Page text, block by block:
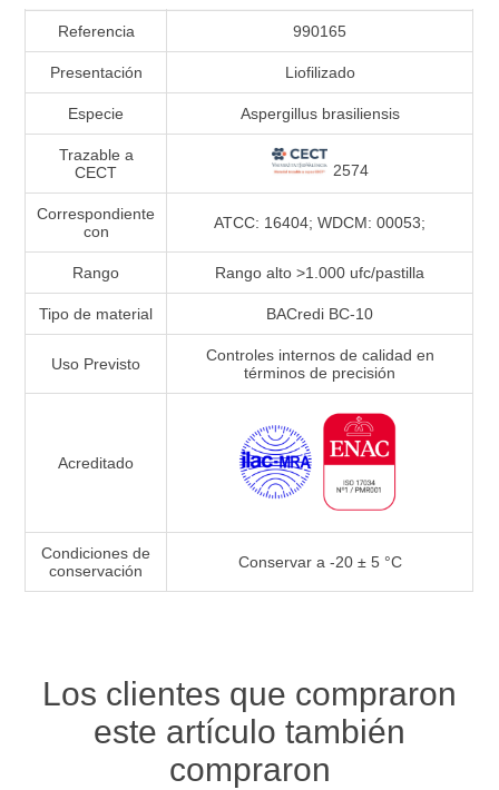
Referencia 990165
Presentación Liofilizado
Especie Aspergillus brasiliensis
Trazable a
CECT
2574
Correspondiente
con
ATCC: 16404; WDCM: 00053;
Rango Rango alto >1.000 ufc/pastilla
Tipo de material BACredi BC-10
Uso Previsto
Controles internos de calidad en
términos de precisión
Acreditado
Condiciones de
conservación
Conservar a -20 ± 5 °C
Los clientes que compraron
este artículo también
compraron